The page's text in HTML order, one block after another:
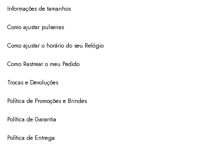
Informações de tamanhos
Como ajustar pulseiras
Como ajustar o horário do seu Relógio
Como Rastrear o meu Pedido
Trocas e Devoluções
Política de Promoções e Brindes
Política de Garantia
Política de Entrega